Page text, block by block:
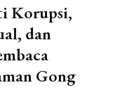
Korupsi,
dan
Gong